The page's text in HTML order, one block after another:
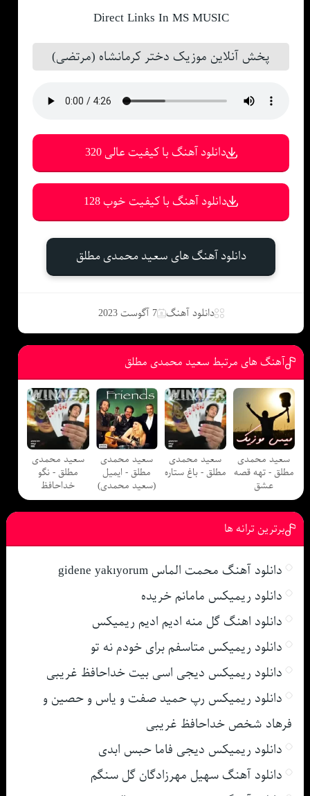
Direct Links In MS MUSIC
پخش آنلاین موزیک دختر کرمانشاه (مرتضی)
دانلود آهنگ با کیفیت عالی 320
دانلود آهنگ با کیفیت خوب 128
دانلود آهنگ های سعید محمدی مطلق
دانلود آهنگ 7 آگوست 2023
آهنگ های مرتبط سعید محمدی مطلق
سعید محمدی
مطلق - تهه قصه
عشق
سعید محمدی
مطلق - باغ ستاره
سعید محمدی
مطلق - ایمیل
(سعید محمدی)
سعید محمدی
مطلق - نگو
خداحافظ
برترین ترانه ها
دانلود آهنگ محمت الماس gidene yakıyorum
دانلود ریمیکس مامانم خریده
دانلود اهنگ گل منه ادیم ادیم ریمیکس
دانلود ریمیکس متاسفم برای خودم نه تو
دانلود ریمیکس دیجی اسی بیت خداحافظ غریبی
دانلود ریمیکس رپ حمید صفت و یاس و حصین و
فرهاد شخص خداحافظ غریبی
دانلود ریمیکس دیجی فاما حبس ابدی
دانلود آهنگ سهیل مهرزادگان گل سنگم